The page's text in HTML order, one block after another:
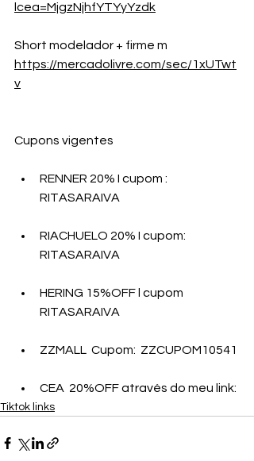
lcea=MjgzNjhfYTYyYzdk
Short modelador + firme m
https://mercadolivre.com/sec/1xUTwt
v
Cupons vigentes
RENNER 20% I cupom :
RITASARAIVA
RIACHUELO 20% I cupom:
RITASARAIVA
HERING 15%OFF l cupom
RITASARAIVA
ZZMALL  Cupom:  ZZCUPOM10541
CEA  20%OFF através do meu link:
Tiktok links